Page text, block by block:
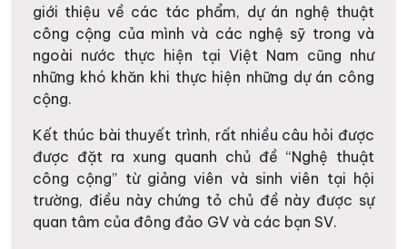
giới thiệu về các tác phẩm, dự án nghệ thuật
công cộng của mình và các nghệ sỹ trong và
ngoài nước thực hiện tại Việt Nam cũng như
những khó khăn khi thực hiện những dự án công
cộng.
Kết thúc bài thuyết trình, rất nhiều câu hỏi được
được đặt ra xung quanh chủ đề “Nghệ thuật
công cộng” từ giảng viên và sinh viên tại hội
trường, điều này chứng tỏ chủ đề này được sự
quan tâm của đông đảo GV và các bạn SV.